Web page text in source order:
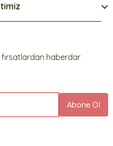
haberdar
Abone Ol